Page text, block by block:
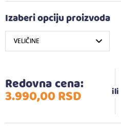
Izaberi opciju proizvoda
Redovna cena:
3.990,00RSD